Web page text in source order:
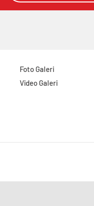
Foto Galeri
Video Galeri